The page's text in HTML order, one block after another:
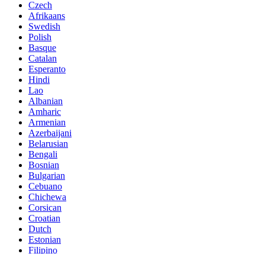
Czech
Afrikaans
Swedish
Polish
Basque
Catalan
Esperanto
Hindi
Lao
Albanian
Amharic
Armenian
Azerbaijani
Belarusian
Bengali
Bosnian
Bulgarian
Cebuano
Chichewa
Corsican
Croatian
Dutch
Estonian
Filipino